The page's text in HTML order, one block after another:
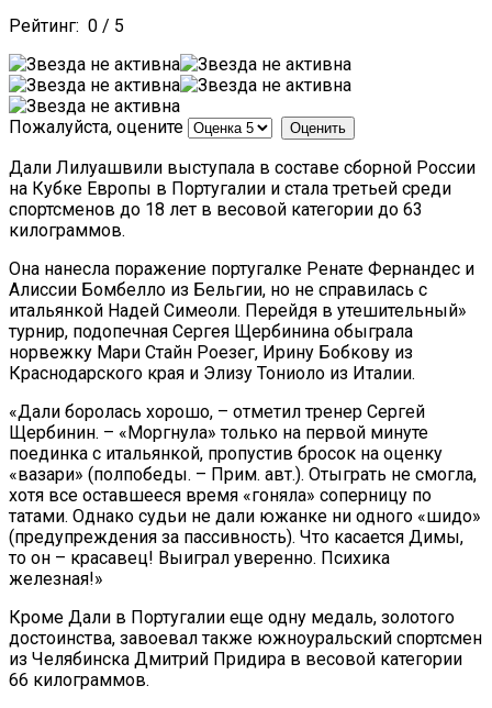
Рейтинг: 0 / 5
Пожалуйста, оцените
Дали Лилуашвили выступала в составе сборной России
на Кубке Европы в Португалии и стала третьей среди
спортсменов до 18 лет в весовой категории до 63
килограммов.
Она нанесла поражение португалке Ренате Фернандес и
Алиссии Бомбелло из Бельгии, но не справилась с
итальянкой Надей Симеоли. Перейдя в утешительный»
турнир, подопечная Сергея Щербинина обыграла
норвежку Мари Стайн Роезег, Ирину Бобкову из
Краснодарского края и Элизу Тониоло из Италии.
«Дали боролась хорошо, – отметил тренер Сергей
Щербинин. – «Моргнула» только на первой минуте
поединка с итальянкой, пропустив бросок на оценку
«вазари» (полпобеды. – Прим. авт.). Отыграть не смогла,
хотя все оставшееся время «гоняла» соперницу по
татами. Однако судьи не дали южанке ни одного «шидо»
(предупреждения за пассивность). Что касается Димы,
то он – красавец! Выиграл уверенно. Психика
железная!»
Кроме Дали в Португалии еще одну медаль, золотого
достоинства, завоевал также южноуральский спортсмен
из Челябинска Дмитрий Придира в весовой категории
66 килограммов.